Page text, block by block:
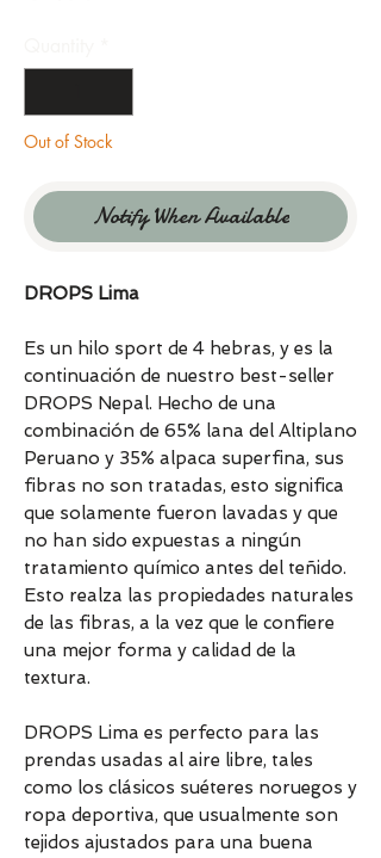
Out of Stock
Notify When Available
DROPS Lima
Es un hilo sport de 4 hebras, y es la
continuación de nuestro best-seller
DROPS Nepal. Hecho de una
combinación de 65% lana del Altiplano
Peruano y 35% alpaca superfina, sus
fibras no son tratadas, esto significa
que solamente fueron lavadas y que
no han sido expuestas a ningún
tratamiento químico antes del teñido.
Esto realza las propiedades naturales
de las fibras, a la vez que le confiere
una mejor forma y calidad de la
textura.
DROPS Lima es perfecto para las
prendas usadas al aire libre, tales
como los clásicos suéteres noruegos y
ropa deportiva, que usualmente son
tejidos ajustados para una buena